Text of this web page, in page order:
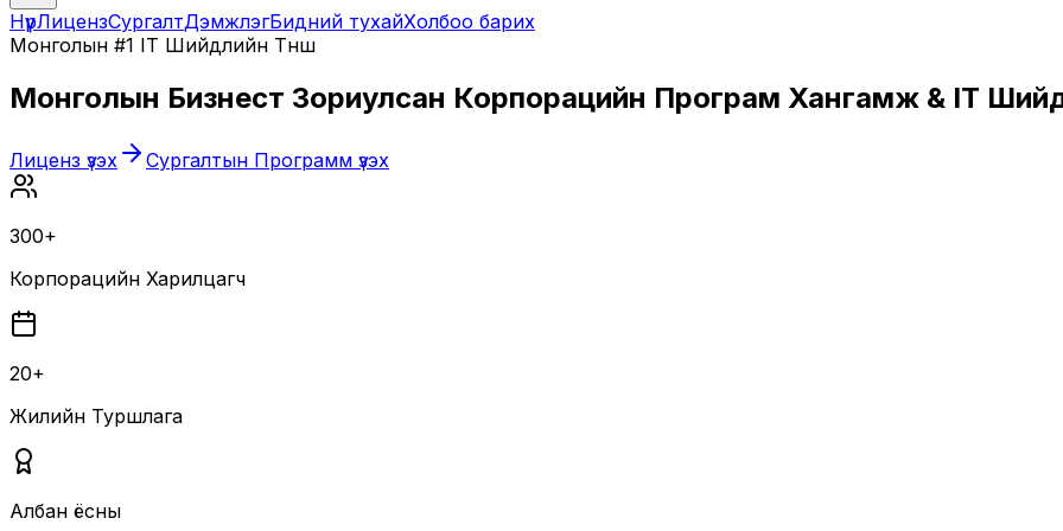
НүүрЛицензСургалтДэмжлэгБидний тухайХолбоо барих
Монголын #1 IT Шийдлийн Түнш
Монголын Бизнест Зориулсан Корпорацийн Програм Хангамж & IT
Лиценз үзэх Сургалтын Программ үзэх
300+
Корпорацийн Харилцагч
20+
Жилийн Туршлага
Албан ёсны